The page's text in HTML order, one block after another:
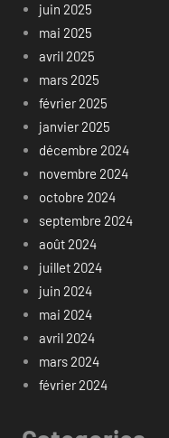
juin 2025
mai 2025
avril 2025
mars 2025
février 2025
janvier 2025
décembre 2024
novembre 2024
octobre 2024
septembre 2024
août 2024
juillet 2024
juin 2024
mai 2024
avril 2024
mars 2024
février 2024